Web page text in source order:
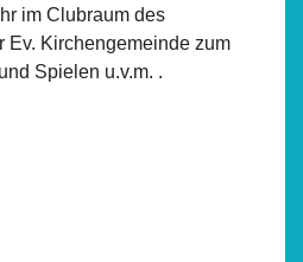
im Clubraum des
Ev. Kirchengemeinde zum
Spielen u.v.m. .